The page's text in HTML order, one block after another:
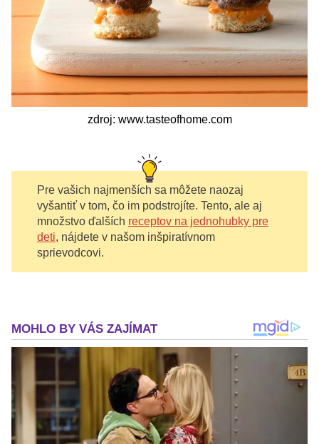
zdroj: www.tasteofhome.com
Pre vašich najmenších sa môžete naozaj
vyšantiť v tom, čo im podstrojíte. Tento, ale aj
množstvo ďalších receptov na jednohubky pre
deti, nájdete v našom inšpiratívnom
sprievodcovi.